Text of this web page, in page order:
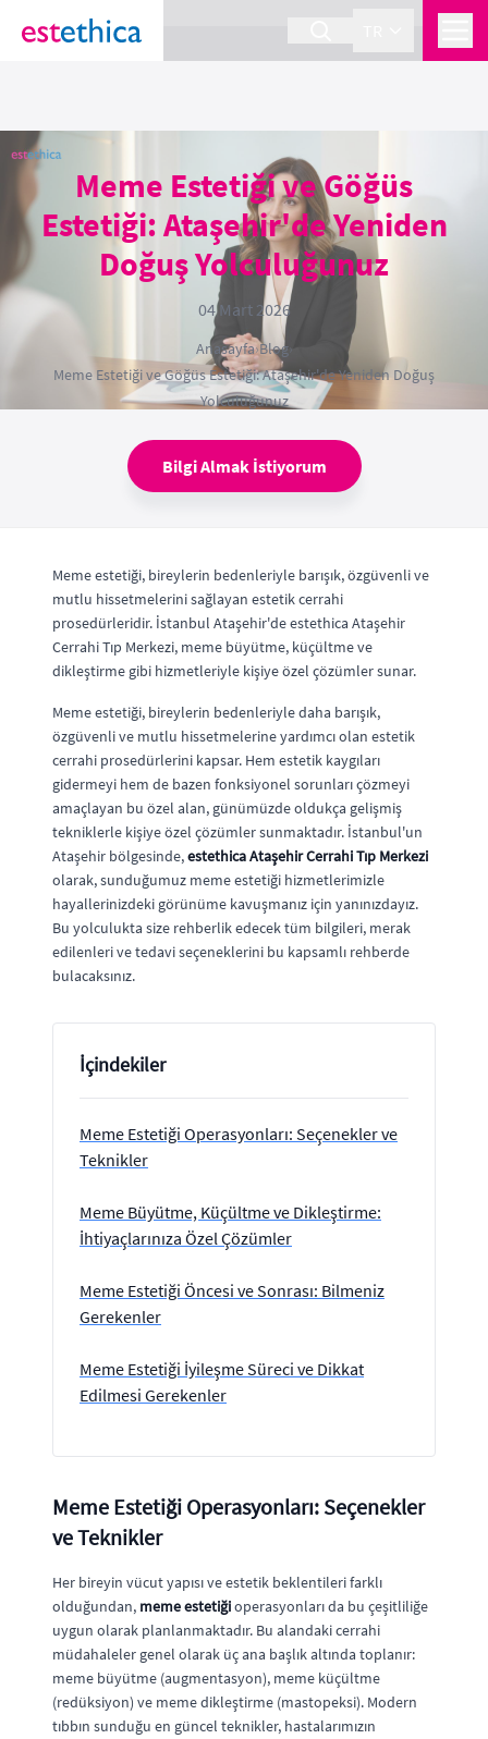
section Service {
Meme Estetiği ve Göğüs
Estetiği: Ataşehir'de Yeniden
Doğuş Yolculuğunuz
04 Mart 2026
Anasayfa›Blog›
Meme Estetiği ve Göğüs Estetiği: Ataşehir'de Yeniden Doğuş
Yolculuğunuz
Bilgi Almak İstiyorum
Meme estetiği, bireylerin bedenleriyle barışık, özgüvenli ve
mutlu hissetmelerini sağlayan estetik cerrahi
prosedürleridir. İstanbul Ataşehir'de estethica Ataşehir
Cerrahi Tıp Merkezi, meme büyütme, küçültme ve
dikleştirme gibi hizmetleriyle kişiye özel çözümler sunar.
Meme estetiği, bireylerin bedenleriyle daha barışık,
özgüvenli ve mutlu hissetmelerine yardımcı olan estetik
cerrahi prosedürlerini kapsar. Hem estetik kaygıları
gidermeyi hem de bazen fonksiyonel sorunları çözmeyi
amaçlayan bu özel alan, günümüzde oldukça gelişmiş
tekniklerle kişiye özel çözümler sunmaktadır. İstanbul'un
Ataşehir bölgesinde,estethica Ataşehir Cerrahi Tıp Merkezi
olarak, sunduğumuz meme estetiği hizmetlerimizle
hayallerinizdeki görünüme kavuşmanız için yanınızdayız.
Bu yolculukta size rehberlik edecek tüm bilgileri, merak
edilenleri ve tedavi seçeneklerini bu kapsamlı rehberde
bulacaksınız.
İçindekiler
Meme Estetiği Operasyonları: Seçenekler ve
Teknikler
Meme Büyütme, Küçültme ve Dikleştirme:
İhtiyaçlarınıza Özel Çözümler
Meme Estetiği Öncesi ve Sonrası: Bilmeniz
Gerekenler
Meme Estetiği İyileşme Süreci ve Dikkat
Edilmesi Gerekenler
Meme Estetiği Operasyonları: Seçenekler
ve Teknikler
Her bireyin vücut yapısı ve estetik beklentileri farklı
olduğundan, meme estetiğioperasyonları da bu çeşitliliğe
uygun olarak planlanmaktadır. Bu alandaki cerrahi
müdahaleler genel olarak üç ana başlık altında toplanır:
meme büyütme (augmentasyon), meme küçültme
(redüksiyon) ve meme dikleştirme (mastopeksi). Modern
tıbbın sunduğu en güncel teknikler, hastalarımızın